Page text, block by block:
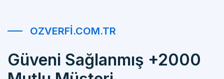
Güveni Sağlanmış +2000
Mutlu Müşteri